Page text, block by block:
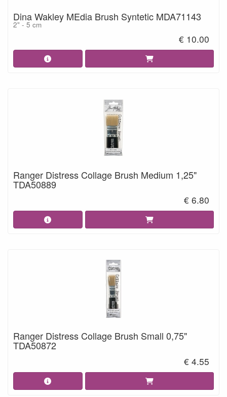
Dina Wakley MEdia Brush Syntetic MDA71143
2" - 5 cm
€ 10.00
Ranger Distress Collage Brush Medium 1,25"
TDA50889
€ 6.80
Ranger Distress Collage Brush Small 0,75"
TDA50872
€ 4.55